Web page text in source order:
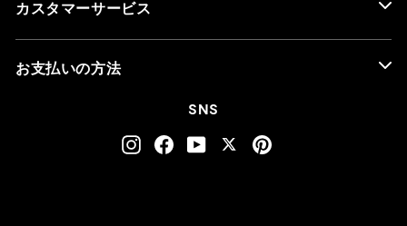
カスタマーサービス
お支払いの方法
SNS
InstagramFacebookYouTubeTwitter